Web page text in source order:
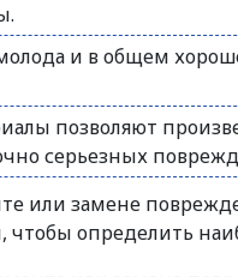
и в общем
позволяют
серьезных
или замене
чтобы определить